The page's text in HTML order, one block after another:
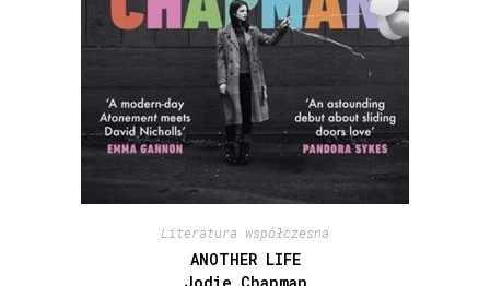
Literatura współczesna
ANOTHER LIFE
Jodie Chapman